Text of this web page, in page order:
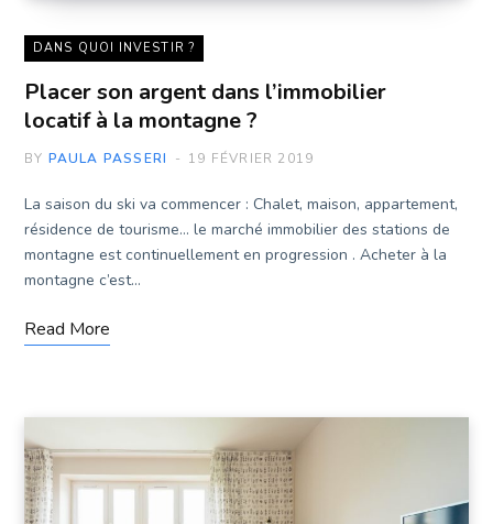
DANS QUOI INVESTIR ?
Placer son argent dans l’immobilier
locatif à la montagne ?
BY PAULA PASSERI 19 FÉVRIER 2019
La saison du ski va commencer : Chalet, maison, appartement,
résidence de tourisme… le marché immobilier des stations de
montagne est continuellement en progression . Acheter à la
montagne c’est…
Read More